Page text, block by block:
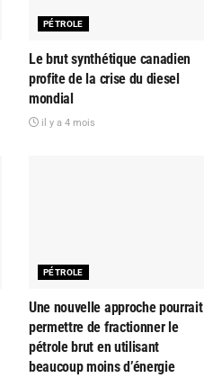
PÉTROLE
Le brut synthétique canadien
profite de la crise du diesel
mondial
il y a 4 mois
PÉTROLE
Une nouvelle approche pourrait
permettre de fractionner le
pétrole brut en utilisant
beaucoup moins d’énergie